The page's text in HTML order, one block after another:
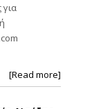
για
[Read more]